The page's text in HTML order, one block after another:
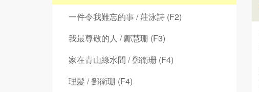
一件令我難忘的事 / 莊泳詩 (F2)
我最尊敬的人 / 鄺慧珊 (F3)
家在青山綠水間 / 鄧衛珊 (F4)
理髮 / 鄧衛珊 (F4)